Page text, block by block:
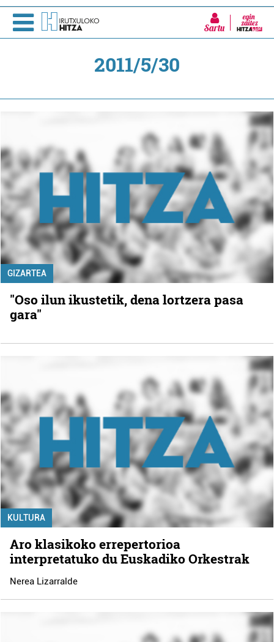
Sartu
2011/5/30
GIZARTEA
"Oso ilun ikustetik, dena lortzera pasa
gara"
KULTURA
Aro klasikoko errepertorioa
interpretatuko du Euskadiko Orkestrak
Nerea Lizarralde